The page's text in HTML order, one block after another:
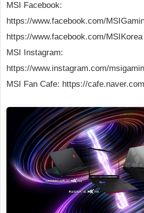
MSI Facebook:
https://www.facebook.com/
https://www.facebook.com/MSIKorea
MSI Instagram:
https://www.instagram.com/
MSI Fan Cafe: https://